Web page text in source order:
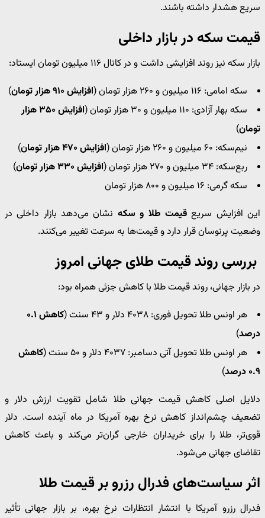
سریع هشدار داشته باشند.
قیمت سکه در بازار داخلی
بازار سکه نیز روند افزایشی داشت و در کانال ۱۱۶ میلیون تومان ایستاد:
سکه امامی: ۱۱۶ میلیون و ۲۶۰ هزار تومان (
افزایش ۹۱۰ هزار تومان
)
سکه بهار آزادی: ۱۱۰ میلیون و ۳۰ هزار تومان (
افزایش ۳۵۰ هزار
تومان)
نیم‌سکه: ۶۰ میلیون و ۲۶۰ هزار تومان (
افزایش ۴۷۰ هزار تومان
)
ربع‌سکه: ۳۴ میلیون و ۲۷۰ هزار تومان (
افزایش ۳۳۰ هزار تومان
)
سکه گرمی: ۱۶ میلیون و ۸۰۰ هزار تومان
این افزایش سریعقیمت طلا و سکه نشان می‌دهد بازار داخلی در
وضعیت پرنوسان قرار دارد و قیمت‌ها به سرعت تغییر می‌کنند.
بررسی روند قیمت طلای جهانی امروز
در بازار جهانی، روند قیمت طلا با کاهش جزئی همراه بود:
هر اونس طلا تحویل فوری: ۴۰۳۸ دلار و ۴۳ سنت (
کاهش ۰.۱
درصد)
هر اونس طلا تحویل آتی دسامبر: ۴۰۳۷ دلار و ۵۰ سنت (
کاهش
۰.۹ درصد
)
دلایل اصلی کاهش قیمت جهانی طلا شامل تقویت ارزش دلار و
تضعیف چشم‌انداز کاهش نرخ بهره آمریکا در ماه آینده است. دلار
قوی‌تر، طلا را برای خریداران خارجی گران‌تر می‌کند و باعث کاهش
تقاضای جهانی می‌شود.
اثر سیاست‌های فدرال رزرو بر قیمت طلا
فدرال رزرو آمریکا با انتشار انتظارات نرخ بهره، بر بازار جهانی تأثیر